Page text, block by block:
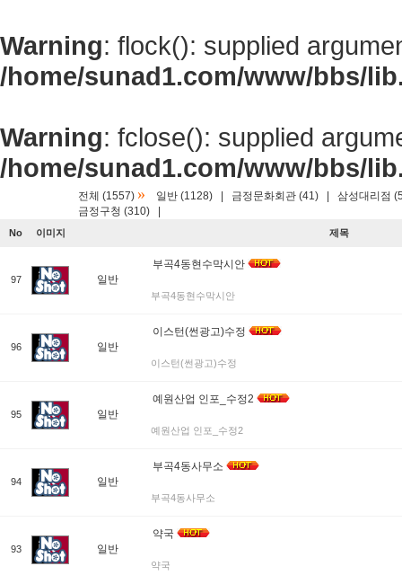
Warning: flock(): supplied
/home/sunad1.com/www/bbs/
Warning: fclose(): supplied
/home/sunad1.com/www/bbs/
전체 (1557) » 일반 (1128) 금정문화회관 (41)
삼성대리점
금정구청 (310)
No 이미지 제목
97 일반
부곡4동현수막시안
부곡4동현수막시안
96 일반
이스턴(썬광고)수정
이스턴(썬광고)수정
95 일반
예원산업 인포_수정2
예원산업 인포_수정2
94 일반
부곡4동사무소
부곡4동사무소
93 일반
약국
약국